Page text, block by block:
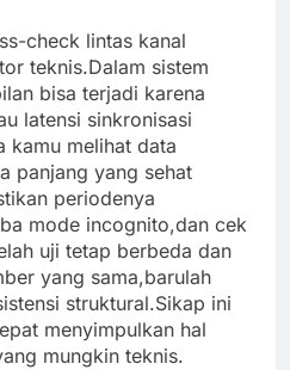
check lintas kanal
teknis.Dalam sistem
bisa terjadi karena
latensi sinkronisasi
kamu melihat data
panjang yang sehat
periodenya
mode incognito,dan cek
uji tetap berbeda dan
yang sama,barulah
struktural.Sikap ini
menyimpulkan hal
mungkin teknis.